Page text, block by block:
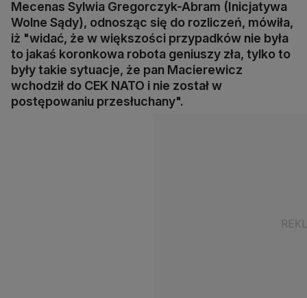
Mecenas Sylwia Gregorczyk-Abram (Inicjatywa
Wolne Sądy), odnosząc się do rozliczeń, mówiła,
iż "widać, że w większości przypadków nie była
to jakaś koronkowa robota geniuszy zła, tylko to
były takie sytuacje, że pan Macierewicz
wchodził do CEK NATO i nie został w
postępowaniu przesłuchany".